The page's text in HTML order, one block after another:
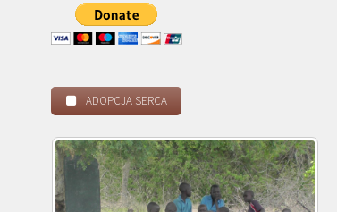
ADOPCJA SERCA